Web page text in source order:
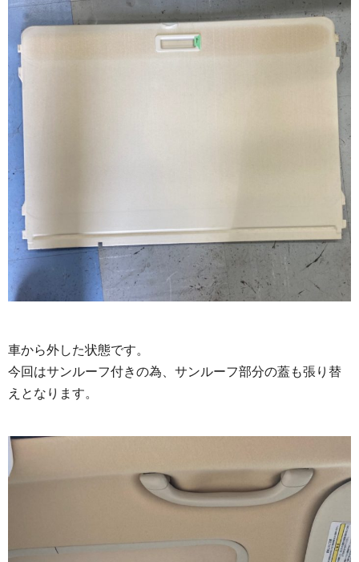
車から外した状態です。
今回はサンルーフ付きの為、サンルーフ部分の蓋も張り替
えとなります。